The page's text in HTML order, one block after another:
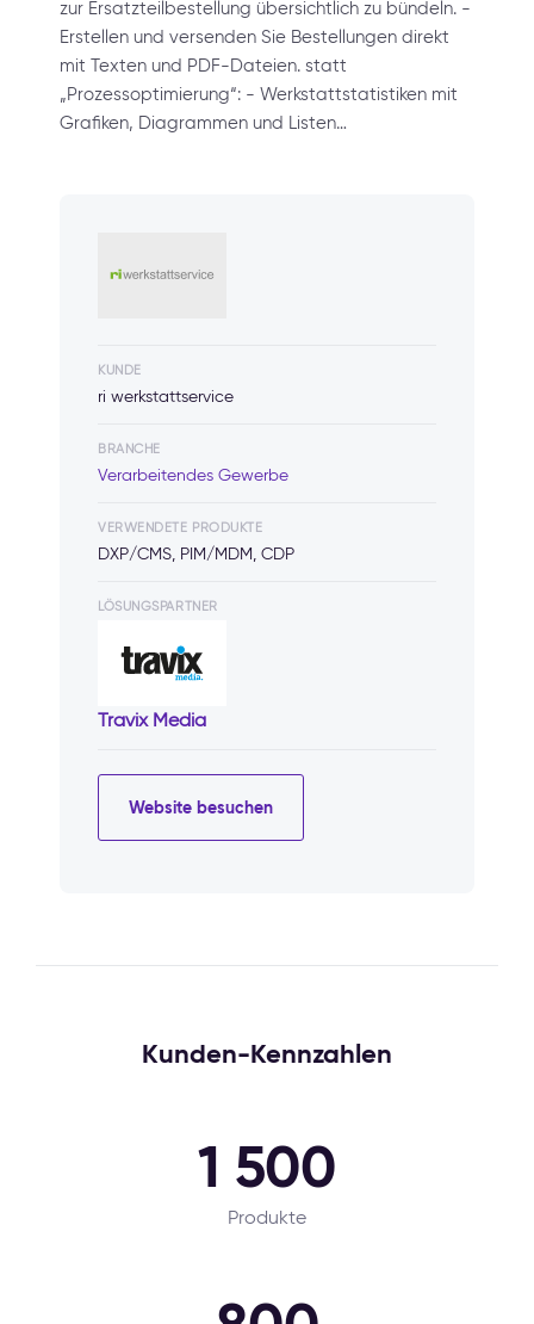
zur Ersatzteilbestellung übersichtlich zu bündeln. -
Erstellen und versenden Sie Bestellungen direkt
mit Texten und PDF-Dateien. statt
„Prozessoptimierung“: - Werkstattstatistiken mit
Grafiken, Diagrammen und Listen…
KUNDE
ri werkstattservice
BRANCHE
Verarbeitendes Gewerbe
VERWENDETE PRODUKTE
DXP/CMS, PIM/MDM, CDP
LÖSUNGSPARTNER
Travix Media
Website besuchen
Kunden-Kennzahlen
1 500
Produkte